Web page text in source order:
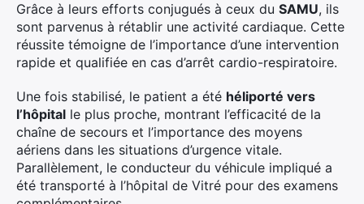
Grâce à leurs efforts conjugués à ceux du SAMU, ils
sont parvenus à rétablir une activité cardiaque. Cette
réussite témoigne de l’importance d’une intervention
rapide et qualifiée en cas d’arrêt cardio-respiratoire.
Une fois stabilisé, le patient a été héliporté vers
l’hôpital le plus proche, montrant l’efficacité de la
chaîne de secours et l’importance des moyens
aériens dans les situations d’urgence vitale.
Parallèlement, le conducteur du véhicule impliqué a
été transporté à l’hôpital de Vitré pour des examens